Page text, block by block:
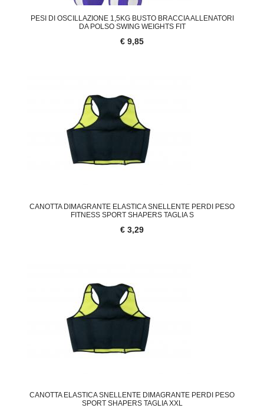
PESI DI OSCILLAZIONE 1,5KG BUSTO BRACCIA ALLENATORI
DA POLSO SWING WEIGHTS FIT
€ 9,85
CANOTTA DIMAGRANTE ELASTICA SNELLENTE PERDI PESO
FITNESS SPORT SHAPERS TAGLIA S
€ 3,29
CANOTTA ELASTICA SNELLENTE DIMAGRANTE PERDI PESO
SPORT SHAPERS TAGLIA XXL